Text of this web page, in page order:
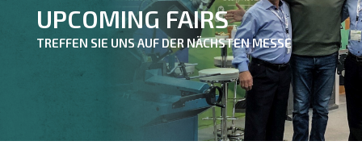
UPCOMING FAIRS
TREFFEN SIE UNS AUF DER NÄCHSTEN MESSE